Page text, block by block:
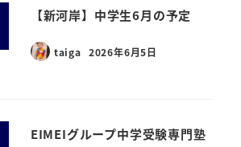
【新河岸】中学生6月の予定
taiga 2026年6月5日
EIMEIグループ中学受験専門塾